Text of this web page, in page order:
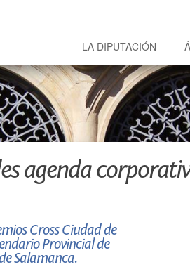
LA DIPUTACIÓN
agenda
Cross Ciudad de
Provincial de
Salamanca.